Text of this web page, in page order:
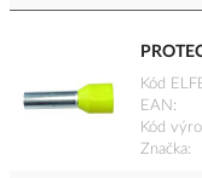
Kód
EAN
Kód
Značka